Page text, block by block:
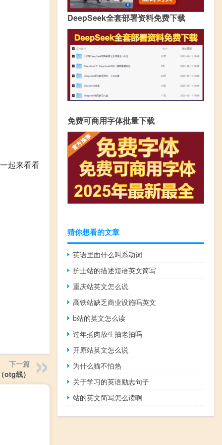
起来看看
下一篇
otg线）
DeepSeek全套部署资料免费下载
免费可商用字体批量下载
猜你想看的文章
英语里面什么叫系动词
护士站的描述短语英文简写
重庆站英文怎么说
高铁站缺乏商业设施吗英文
b站的英文怎么读
过年煮肉放生抽老抽吗
开原站英文怎么说
为什么猫不怕热
关于学习的英语励志句子
站的英文简写怎么读啊